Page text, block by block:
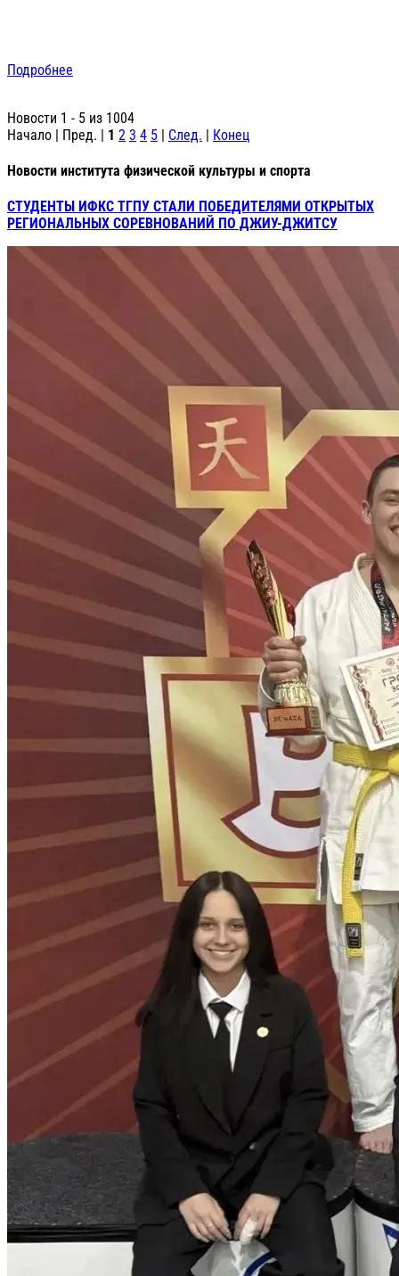
Подробнее
Новости 1 - 5 из 1004
Начало | Пред. | 1 2 3 4 5 | След. | Конец
Новости института физической культуры и спорта
СТУДЕНТЫ ИФКС ТГПУ СТАЛИ ПОБЕДИТЕЛЯМИ ОТКРЫТЫХ
РЕГИОНАЛЬНЫХ СОРЕВНОВАНИЙ ПО ДЖИУ-ДЖИТСУ